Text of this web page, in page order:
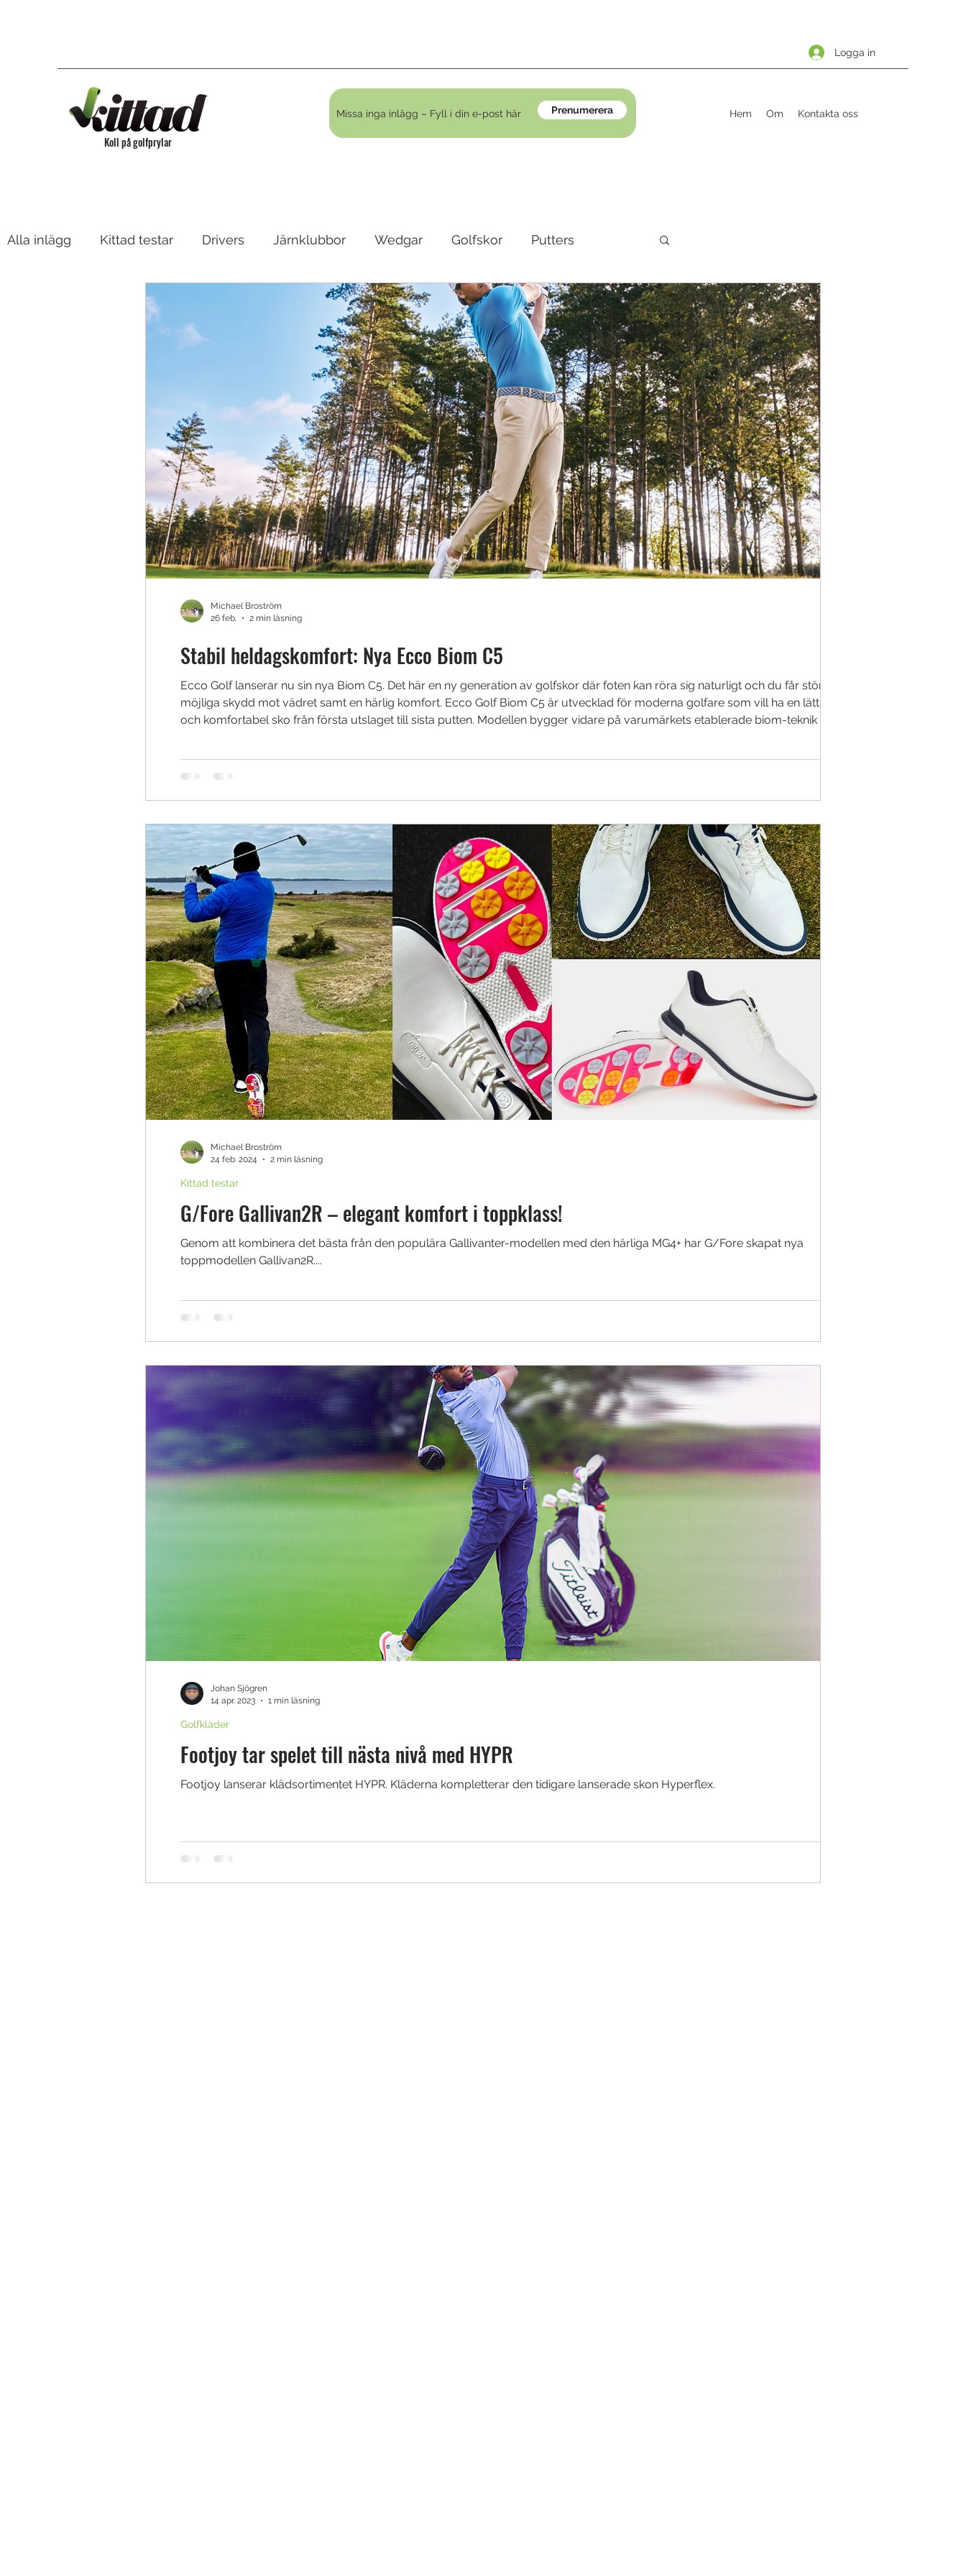
Logga in
Koll på golfprylar
Hem Om Kontakta oss
Prenumerera
Alla inlägg Kittad testar Drivers Järnklubbor Wedgar Golfskor Putters
Fairway, Hybrider & Utility irons Golfkläder Träningshjälpmedel
Övrigt Sponsrat Resor
Stabil heldagskomfort: Nya Ecco Biom C5
Ecco Golf lanserar nu sin nya Biom C5. Det här en ny generation av golfskor där foten kan röra sig naturligt och du får största
möjliga skydd mot vädret samt en härlig komfort. Ecco Golf Biom C5 är utvecklad för moderna golfare som vill ha en lätt, stabil
och komfortabel sko från första utslaget till sista putten. Modellen bygger vidare på varumärkets etablerade biom-teknik och är
Michael Broström
26 feb.
2 min läsning
G/Fore Gallivan2R – elegant komfort i toppklass!
Genom att kombinera det bästa från den populära Gallivanter-modellen med den härliga MG4+ har G/Fore skapat nya
toppmodellen Gallivan2R....
Kittad testar
Michael Broström
24 feb. 2024
2 min läsning
Footjoy tar spelet till nästa nivå med HYPR
Footjoy lanserar klädsortimentet HYPR. Kläderna kompletterar den tidigare lanserade skon Hyperflex.
Golfkläder
Johan Sjögren
14 apr. 2023
1 min läsning